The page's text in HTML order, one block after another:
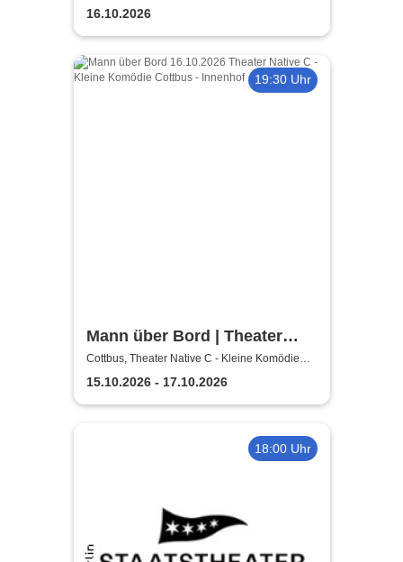
16.10.2026
19:30 Uhr
Mann über Bord | Theater
Native C - Kleine Komödie
Cottbus - Innenhof
Cottbus, Theater Native C - Kleine Komödie
Cottbus - Innenhof
15.10.2026 - 17.10.2026
18:00 Uhr